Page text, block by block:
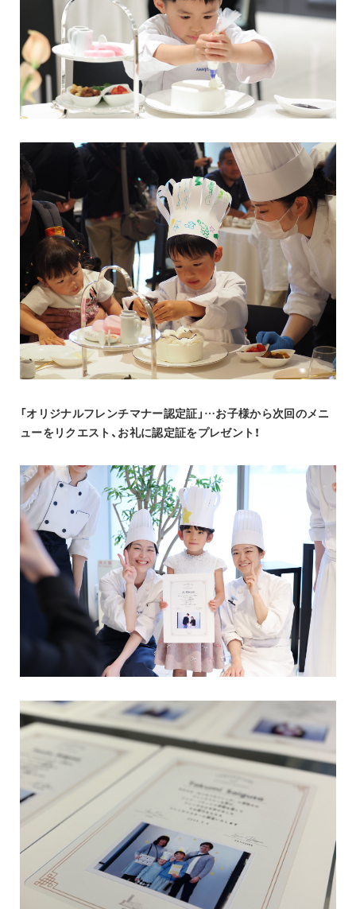
「オリジナルフレンチマナー認定証」…お子様から次回のメニ
ューをリクエスト、お礼に認定証をプレゼント！